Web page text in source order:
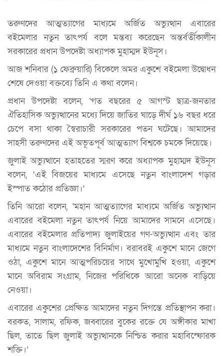
তরুণদের আত্মত্যাগের মাধ্যমে অর্জিত অভ্যুত্থান এবারের
বইমেলার নতুন তাৎপর্য বলে মন্তব্য করেছেন অন্তর্বর্তীকালীন
সরকারের প্রধান উপদেষ্টা অধ্যাপক মুহাম্মদ ইউনূস।
আজ শনিবার (১ ফেব্রুয়ারি) বিকেলে অমর একুশে বইমেলা উদ্বোধন
শেষে দেওয়া বক্তব্যে তিনি এ কথা বলেন।
প্রধান উপদেষ্টা বলেন, ‘গত বছরের ৫ আগস্ট ছাত্র-জনতার
ঐতিহাসিক অভ্যুত্থানের মধ্যে দিয়ে জাতির ঘাড়ে দীর্ঘ ১৬ বছর ধরে
চেপে বসা থাকা স্বৈরাচারী সরকারের পতন ঘটেছে। আমাদের
সাহসী তরুণদের এই অভূতপূর্ব আত্মত্যাগ বিশ্বকে চমকে দিয়েছে।
জুলাই অভ্যুত্থানে হতাহতের স্মরণ করে অধ্যাপক মুহাম্মদ ইউনূস
বলেন, ‘এই বিজয়ের মাধ্যমে এসেছে নতুন বাংলাদেশ গড়ার
ইস্পাত কঠোর প্রতিজ্ঞা।’
তিনি আরো বলেন, ‘মহান আত্মত্যাগের মাধ্যমে অর্জিত অভ্যুত্থান
এবারের বইমেলা নতুন তাৎপর্য নিয়ে আমাদের সামনে এসেছে।
এবারের বইমেলার প্রতিপাদ্য জুলাইয়ের গণ-অভ্যুত্থান এবং তার
মাধ্যমে নতুন বাংলাদেশের বিনির্মাণ। বরাবরই একুশে মানে জেগে
ওঠা, একুশে মানে আত্মপরিচয়ের সাথে মুখোমুখি হওয়া, একুশে
মানে অবিরাম সংগ্রাম, নিজের পরিধিকে আরো অনেক বাড়িয়ে
নেওয়া।
এবারের একুশের প্রেক্ষিত আমাদের নতুন দিগন্তে প্রতিস্থাপন করা।
বরকত, সালাম, রফিক, জব্বারের বুকের রক্তে যে অঙ্গীকার মাখা
ছিল, তাতে ছিল জুলাই অভ্যুত্থানকে নিশ্চিত করার মহাবিস্ফোরক
শক্তি।’